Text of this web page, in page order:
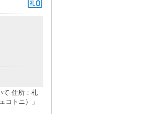
て 住所：札
コトニ）」